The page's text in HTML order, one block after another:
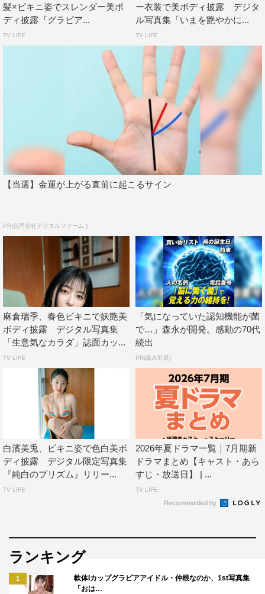
髪×ビキニ姿でスレンダー美ボ
ディ披露『グラビア...
TV LIFE
ー衣装で美ボディ披露 デジタ
ル写真集「いまを艶やかに...
TV LIFE
【当選】金運が上がる直前に起こるサイン
PR(合同会社デジタルファーム )
麻倉瑞季、春色ビキニで妖艶美
ボディ披露 デジタル写真集
「生意気なカラダ」誌面カッ...
TV LIFE
「気になっていた認知機能が菌
で…」森永が開発。感動の70代
続出
PR(森永乳業)
白濱美兎、ビキニ姿で色白美ボ
ディ披露 デジタル限定写真集
『純白のプリズム』リリー...
TV LIFE
2026年夏ドラマ一覧｜7月期新
ドラマまとめ【キャスト・あら
すじ・放送日】 | ...
TV LIFE
Recommended by
ランキング
1
軟体Iカップグラビアアイドル・仲根なのか、1st写真集
「おは…